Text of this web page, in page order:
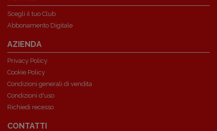
Scegli il tuo Club
Abbonamento Digitale
AZIENDA
Privacy Policy
Cookie Policy
Condizioni generali di vendita
Condizioni d'uso
Richiedi recesso
CONTATTI